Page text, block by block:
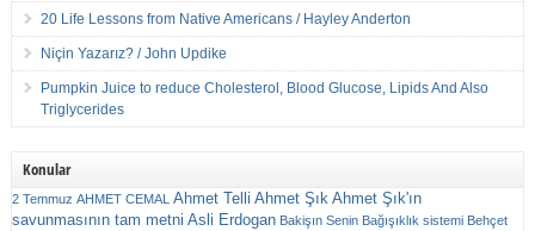
20 Life Lessons from Native Americans / Hayley Anderton
Niçin Yazarız? / John Updike
Pumpkin Juice to reduce Cholesterol, Blood Glucose, Lipids And Also
Triglycerides
Konular
2 Temmuz AHMET CEMAL Ahmet Telli Ahmet Şık Ahmet Şık'ın
savunmasının tam metni Asli Erdogan Bakişın Senin Bağışıklık sistemi Behçet